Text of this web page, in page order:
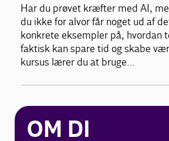
Har du prøvet kræfter med AI,
du ikke for alvor får noget ud af
konkrete eksempler på, hvordan
faktisk kan spare tid og skabe
kursus lærer du at bruge…
OM DI